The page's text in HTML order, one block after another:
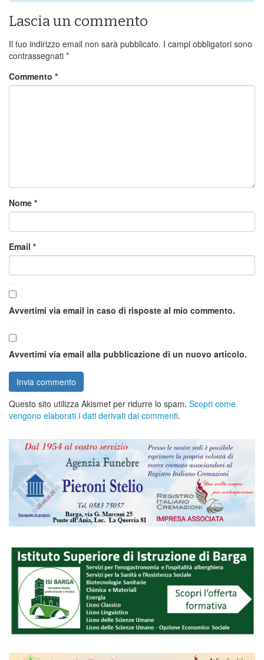
Lascia un commento
Il tuo indirizzo email non sarà pubblicato. I campi obbligatori sono
contrassegnati *
Commento *
Nome *
Email *
Avvertimi via email in caso di risposte al mio commento.
Avvertimi via email alla pubblicazione di un nuovo articolo.
Questo sito utilizza Akismet per ridurre lo spam. Scopri come
vengono elaborati i dati derivati dai commenti.